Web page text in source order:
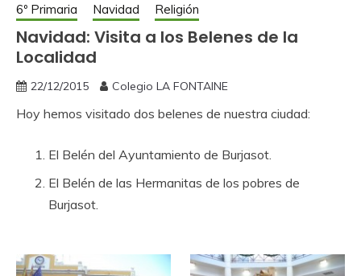
6º Primaria
Navidad Religión
Navidad: Visita a los Belenes de la
Localidad
22/12/2015 Colegio LA FONTAINE
Hoy hemos visitado dos belenes de nuestra ciudad:
El Belén del Ayuntamiento de Burjasot.
El Belén de las Hermanitas de los pobres de
Burjasot.